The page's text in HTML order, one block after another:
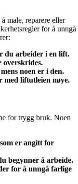
male, reparere eller
for å unngå
du arbeider i en lift.
overskrides.
noen er i den.
med liftutleien nøye.
for trygg bruk. Noen
er angitt for
begynner å arbeide.
for å unngå farlige